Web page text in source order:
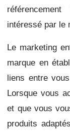
intéressé par le
Le marketing
marque en
liens entre
Lorsque vous
et que vous
produits